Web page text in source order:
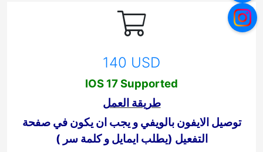
140 USD
IOS 17 Supported
طريقة العمل
توصيل الايفون بالويفي و يجب ان يكون في صفحة
التفعيل (يطلب ايمايل و كلمة سر )